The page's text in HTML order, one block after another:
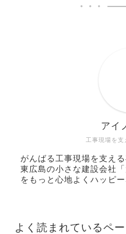
工事現場を支
アイ
がんばる工事現場を支え
東広島の小さな建設会社
をもっと心地よくハッピ
よく読まれているペ